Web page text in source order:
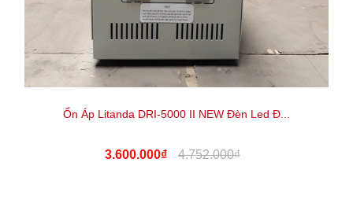
Ổn Áp Litanda DRI-5000 II NEW Đèn Led Đ...
3.600.000₫ 4.752.000₫